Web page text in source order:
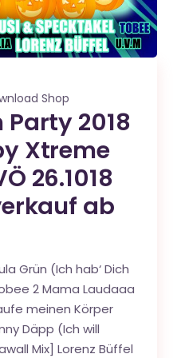
Shop
2018
Xtreme
26.1018
ab
Grün (Ich hab‘ Dich
2 Mama Laudaaa
meinen Körper
Däpp (Ich will
Mix] Lorenz Büffel